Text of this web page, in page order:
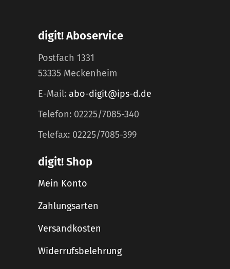
digit! Aboservice
Postfach 1331
53335 Meckenheim
E-Mail: abo-digit@ips-d.de
Telefon: 02225/7085-340
Telefax: 02225/7085-399
digit! Shop
Mein Konto
Zahlungsarten
Versandkosten
Widerrufsbelehrung